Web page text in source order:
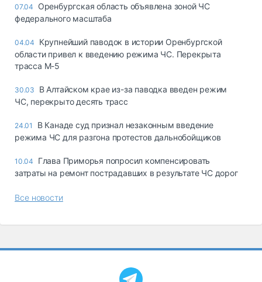
07.04
Оренбургская область объявлена зоной ЧС
федерального масштаба
04.04
Крупнейший паводок в истории Оренбургской
области привел к введению режима ЧС. Перекрыта
трасса М-5
30.03
В Алтайском крае из-за паводка введен режим
ЧС, перекрыто десять трасс
24.01
В Канаде суд признал незаконным введение
режима ЧС для разгона протестов дальнобойщиков
10.04
Глава Приморья попросил компенсировать
затраты на ремонт пострадавших в результате ЧС дорог
Все новости